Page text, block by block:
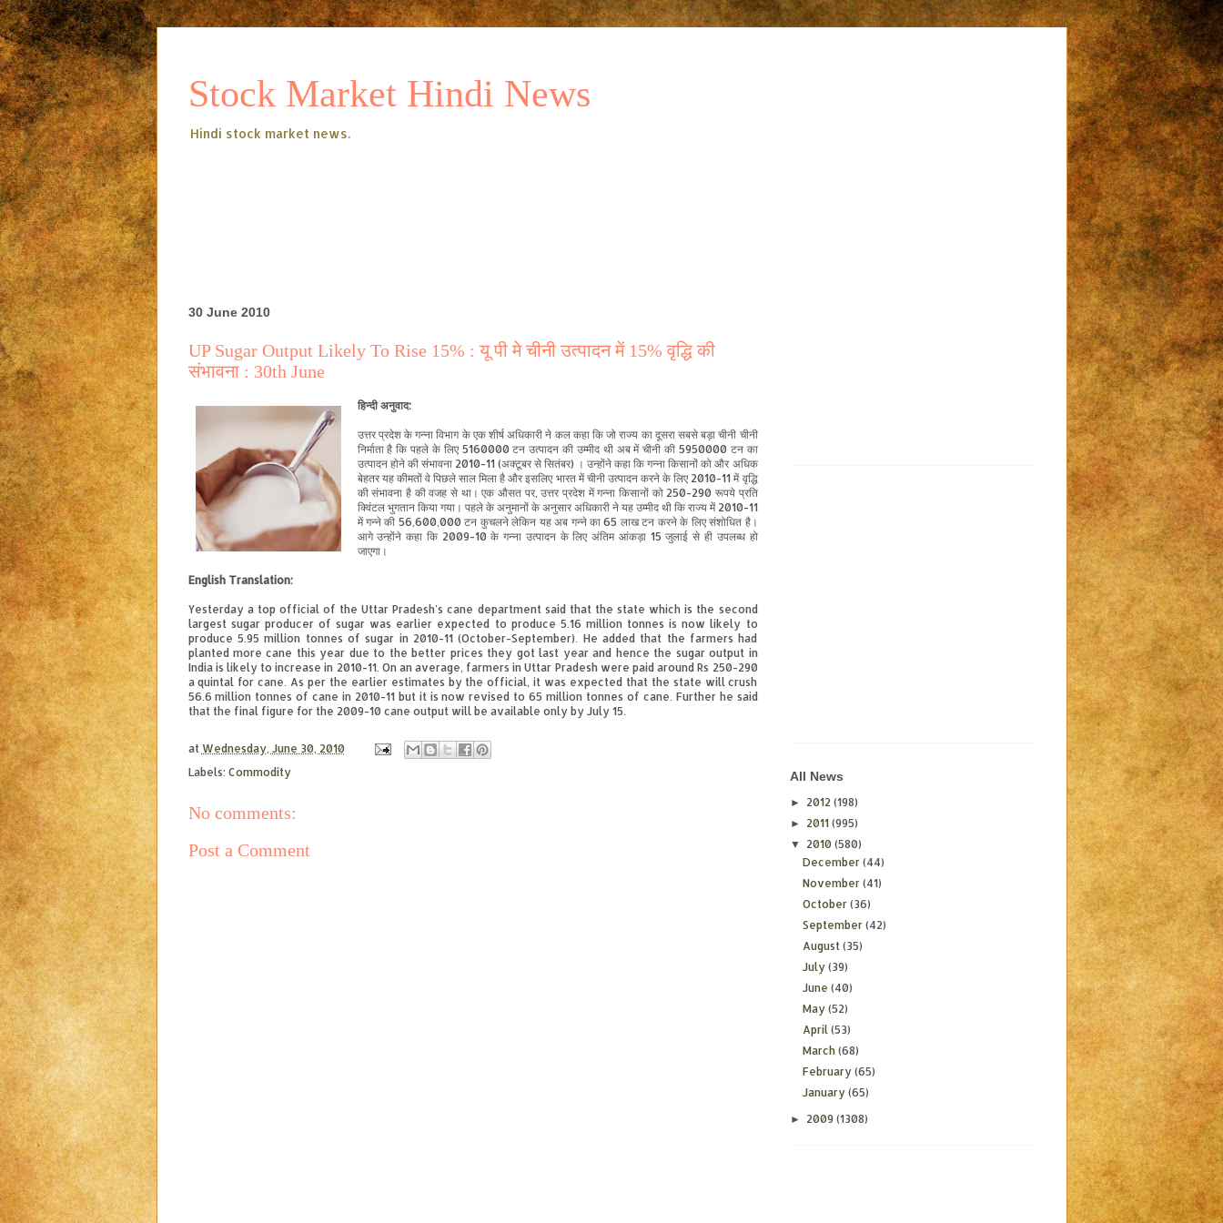
Stock Market Hindi News
Hindi stock market news.
30 June 2010
UP Sugar Output Likely To Rise 15% : यू पी मे चीनी उत्पादन में 15% वृद्धि की
संभावना : 30th June
हिन्दी अनुवाद:
उत्तर प्रदेश के गन्ना विभाग के एक शीर्ष अधिकारी ने कल कहा कि जो राज्य का दूसरा सबसे बड़ा चीनी चीनी
निर्माता है कि पहले के लिए5160000टन उत्पादन की उम्मीद थी अब में चीनी की 5950000 टन का
उत्पादन होने की संभावना2010-11 (अक्टूबर से सितंबर) । उन्होंने कहा कि गन्ना किसानों को और अधिक
बेहतर यह कीमतों वे पिछले साल मिला है और इसलिए भारत में चीनी उत्पादन करने के लिए2010-11में वृद्धि
की संभावना है की वजह से था। एक औसत पर,उत्तर प्रदेश में गन्ना किसानों को250-290 रूपये प्रति
क्विंटल भुगतान किया गया। पहले के अनुमानों के अनुसार अधिकारी ने यह उम्मीद थी कि राज्य में2010-11
में गन्ने की 56,600,000टन कुचलने लेकिन यह अब गन्ने का 65 लाख टन करने के लिए संशोधित है।
आगे उन्होंने कहा कि2009-10के गन्ना उत्पादन के लिए अंतिम आंकड़ा15जुलाई से ही उपलब्ध हो
जाएगा।
English Translation:
Yesterday a top official of the Uttar Pradesh's cane department said that the state which is the second
largest sugar producer of sugar was earlier expected to produce 5.16 million tonnes is now likely to
produce 5.95 million tonnes of sugar in 2010-11 (October-September). He added that the farmers had
planted more cane this year due to the better prices they got last year and hence the sugar output in
India is likely to increase in 2010-11. On an average, farmers in Uttar Pradesh were paid around Rs 250-290
a quintal for cane. As per the earlier estimates by the official, it was expected that the state will crush
56.6 million tonnes of cane in 2010-11 but it is now revised to 65 million tonnes of cane. Further he said
that the final figure for the 2009-10 cane output will be available only by July 15.
at Wednesday, June 30, 2010
Labels: Commodity
No comments:
Post a Comment
All News
► 2012 (198)
► 2011 (995)
▼ 2010 (580)
December (44)
November (41)
October (36)
September (42)
August (35)
July (39)
June (40)
May (52)
April (53)
March (68)
February (65)
January (65)
► 2009 (1308)